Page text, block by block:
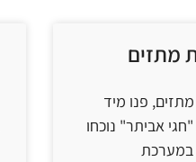
מתזים
פנו מיד
אביתר" נוכחו
במערכת